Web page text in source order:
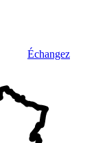
Échangez